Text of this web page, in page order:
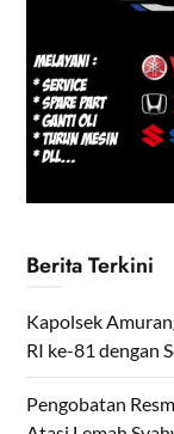
Berita Terkini
Kapolsek
RI ke-81 dengan
Pengobatan